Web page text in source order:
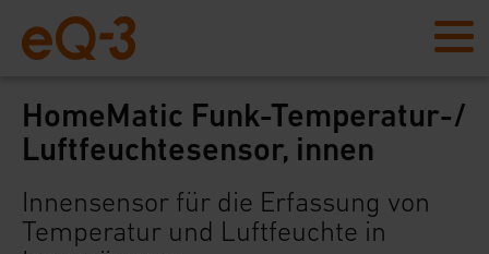
HomeMatic Funk-Temperatur-/
Luftfeuchtesensor, innen
Innensensor für die Erfassung von
Temperatur und Luftfeuchte in